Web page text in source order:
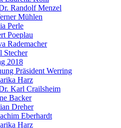
Randolf Menzel
Mühlen
Perle
Poeplau
Rademacher
Stecher
2018
Präsident Werring
Harz
Karl Crailsheim
Backer
Dreher
Eberhardt
Harz